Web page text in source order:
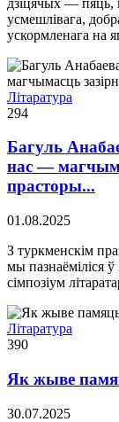
усмешлівага,
ускормленага на
Літаратура
294
Багуль
нас —
прасторы...
01.08.2025
З туркменскім
мы пазнаёміліся
сімпозіум
Літаратура
390
Як жыве
30.07.2025